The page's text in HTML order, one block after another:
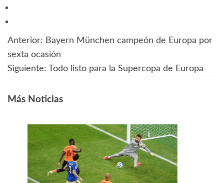
Navegación
de
Anterior: Bayern München campeón de Europa por
sexta ocasión
Siguiente: Todo listo para la Supercopa de Europa
Más Noticias